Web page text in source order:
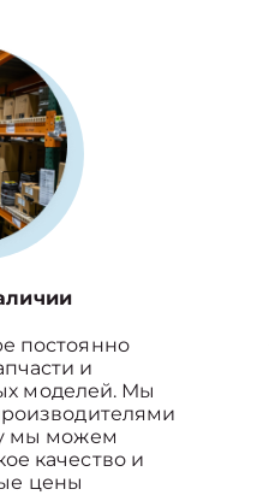
постоянно
и
моделей. Мы
мы можем
качество и
цены